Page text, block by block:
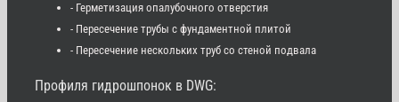
- Герметизация опалубочного отверстия
- Пересечение трубы с фундаментной плитой
- Пересечение нескольких труб со стеной подвала
Профиля гидрошпонок в DWG: